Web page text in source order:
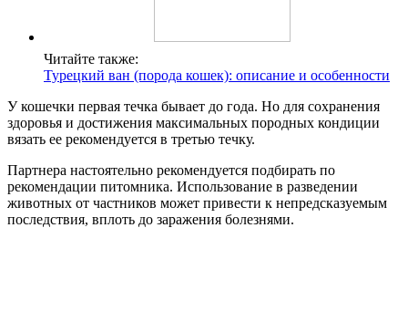
Читайте также:
Турецкий ван (порода кошек): описание и особенности
У кошечки первая течка бывает до года. Но для сохранения
здоровья и достижения максимальных породных кондиции
вязать ее рекомендуется в третью течку.
Партнера настоятельно рекомендуется подбирать по
рекомендации питомника. Использование в разведении
животных от частников может привести к непредсказуемым
последствия, вплоть до заражения болезнями.